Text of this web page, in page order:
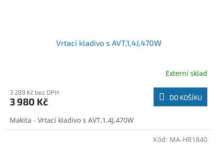
Vrtací kladivo s AVT,1,4J,470W
Externí sklad
3 289 Kč bez DPH
3 980 Kč DO KOŠÍKU
Makita - Vrtací kladivo s AVT,1,4J,470W
Kód: MA-HR1840